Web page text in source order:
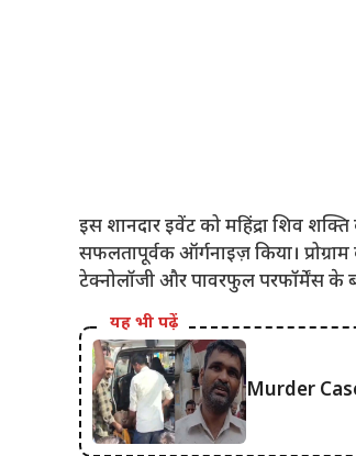
इस शानदार इवेंट को महिंद्रा शिव
सफलतापूर्वक ऑर्गनाइज़ किया।
टेक्नोलॉजी और पावरफुल परफॉर्मेंस के
यह भी पढ़ें
Murder